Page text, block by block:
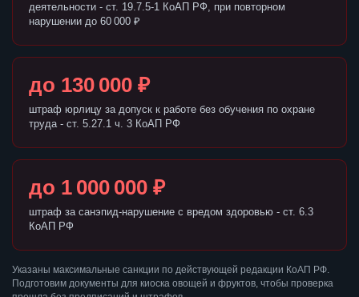
деятельности - ст. 19.7.5-1 КоАП РФ, при повторном
нарушении до 60 000 ₽
до 130 000 ₽
штраф юрлицу за допуск к работе без обучения по охране
труда - ст. 5.27.1 ч. 3 КоАП РФ
до 1 000 000 ₽
штраф за санэпид-нарушение с вредом здоровью - ст. 6.3
КоАП РФ
Указаны максимальные санкции по действующей редакции КоАП РФ.
Подготовим документы для киоска овощей и фруктов, чтобы проверка